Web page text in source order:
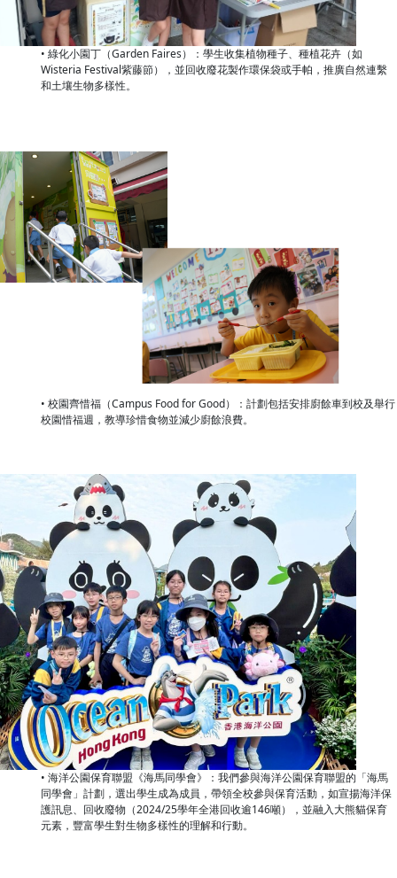
• 綠化小園丁（Garden Faires）：學生收集植物種子、種植花卉（如
Wisteria Festival紫藤節），並回收廢花製作環保袋或手帕，推廣自然連繫
和土壤生物多樣性。
• 校園齊惜福（Campus Food for Good）：計劃包括安排廚餘車到校及舉行
校園惜福週，教導珍惜食物並減少廚餘浪費。
• 海洋公園保育聯盟《海馬同學會》：我們參與海洋公園保育聯盟的「海馬
同學會」計劃，選出學生成為成員，帶領全校參與保育活動，如宣揚海洋保
護訊息、回收廢物（2024/25學年全港回收逾146噸），並融入大熊貓保育
元素，豐富學生對生物多樣性的理解和行動。